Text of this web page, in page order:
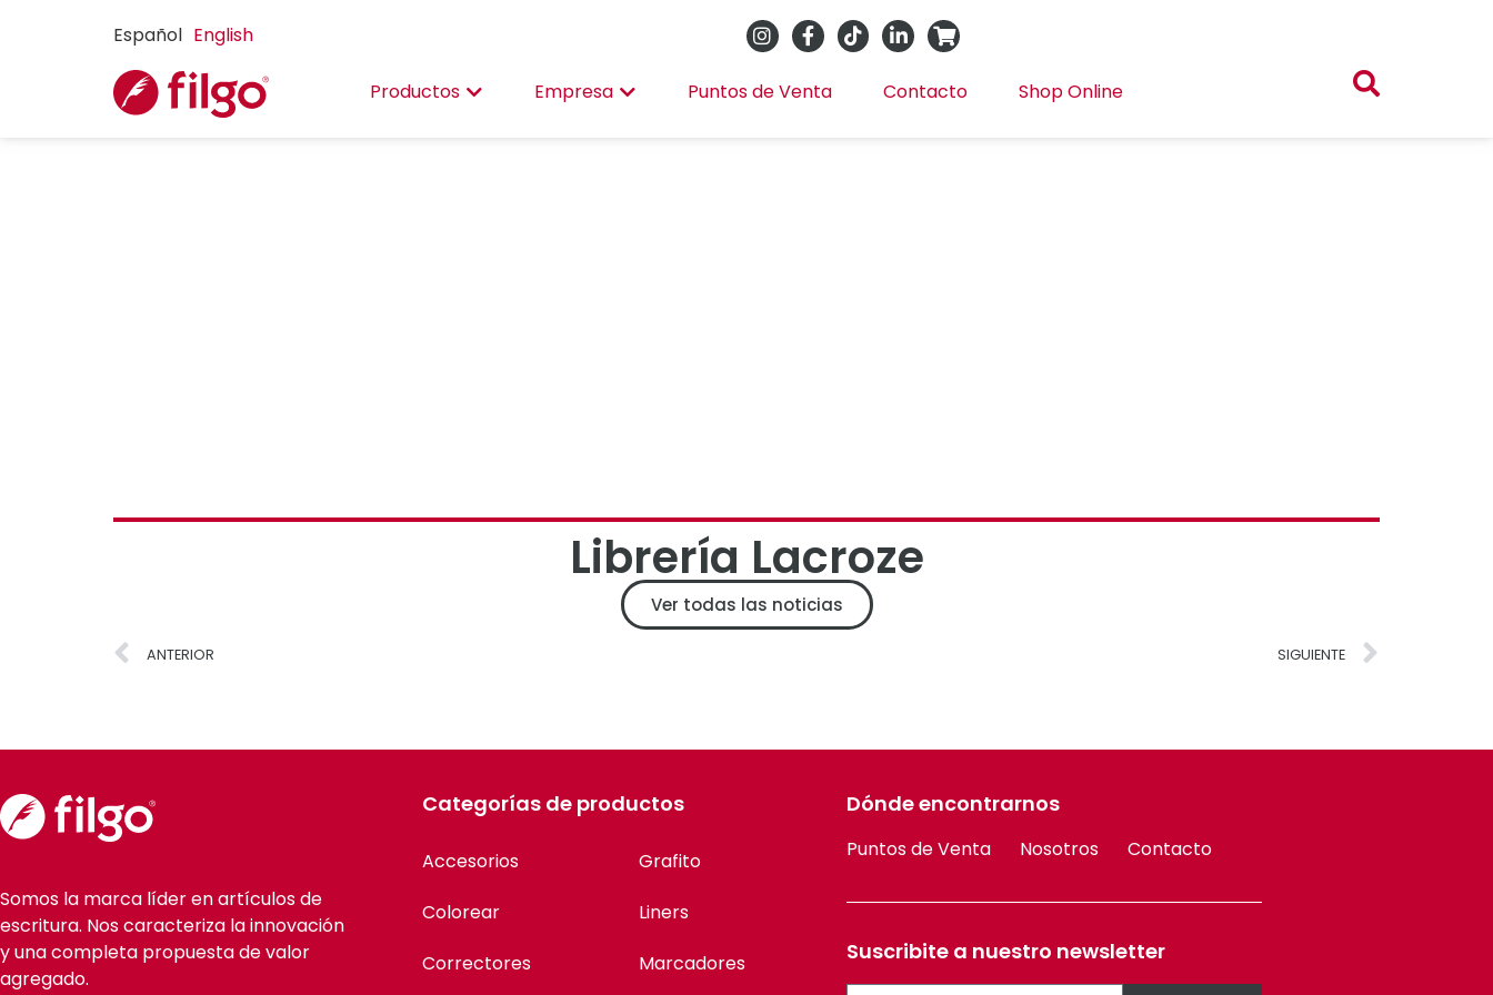
Español English
Productos Empresa Puntos de Venta Contacto Shop Online
Librería Lacroze
Ver todas las noticias
ANTERIOR SIGUIENTE
Somos la marca líder en artículos de
escritura. Nos caracteriza la innovación
y una completa propuesta de valor
agregado.
Categorías de productos
Accesorios
Colorear
Correctores
Grafito
Liners
Marcadores
Dónde encontrarnos
Puntos de Venta Nosotros Contacto
Suscribite a nuestro newsletter